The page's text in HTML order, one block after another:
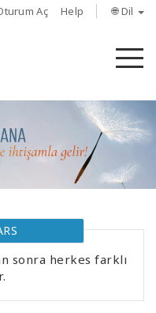
Aç Help 🌐 Dil
sonra herkes farklı